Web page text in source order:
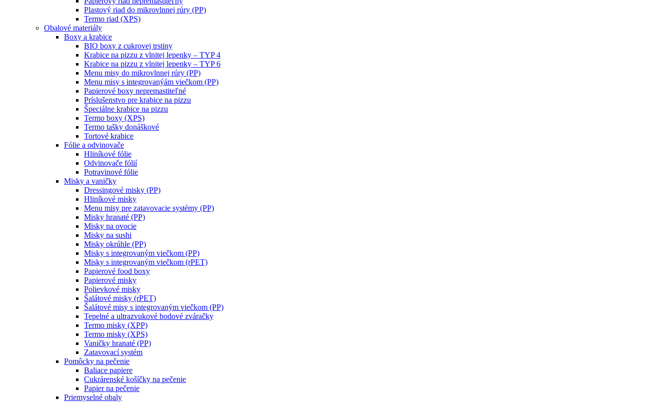
Plastový riad do mikrovlnnej rúry (PP)
Termo riad (XPS)
Obalové materiály
Boxy a krabice
BIO boxy z cukrovej trstiny
Krabice na pizzu z vlnitej lepenky – TYP 4
Krabice na pizzu z vlnitej lepenky – TYP 6
Menu misy do mikrovlnnej rúry (PP)
Menu misy s integrovanýám viečkom (PP)
Papierové boxy nepremastiteľné
Príslušenstvo pre krabice na pizzu
Špeciálne krabice na pizzu
Termo boxy (XPS)
Termo tašky donáškové
Tortové krabice
Fólie a odvinovače
Hliníkové fólie
Odvinovače fólií
Potravinové fólie
Misky a vaničky
Dressingové misky (PP)
Hliníkové misky
Menu misy pre zatavovacie systémy (PP)
Misky hranaté (PP)
Misky na ovocie
Misky na sushi
Misky okrúhle (PP)
Misky s integrovaným viečkom (PP)
Misky s integrovaným viečkom (rPET)
Papierové food boxy
Papierové misky
Polievkové misky
Šalátové misky (rPET)
Šalátové misy s integrovaným viečkom (PP)
Tepelné a ultrazvukové bodové zváračky
Termo misky (XPP)
Termo misky (XPS)
Vaničky hranaté (PP)
Zatavovací systém
Pomôcky na pečenie
Baliace papiere
Cukrárenské košíčky na pečenie
Papier na pečenie
Priemyselné obaly